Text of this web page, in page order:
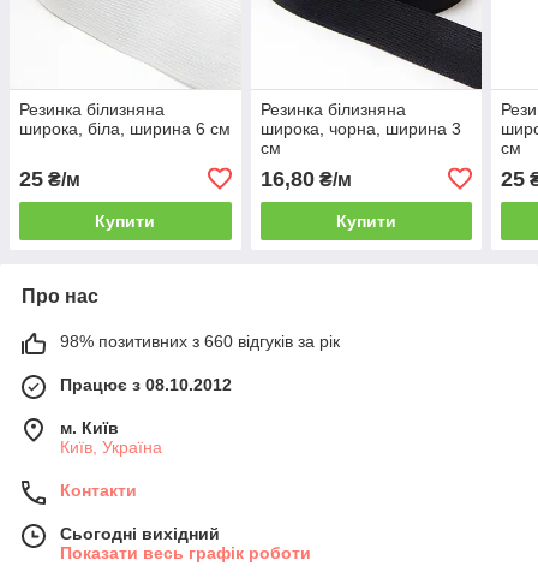
Резинка білизняна
широка, біла, ширина 6 см
25 ₴/м
Купити
Резинка білизняна
широка, чорна, ширина 3
см
16,80₴/м
Купити
см
25
Про нас
98% позитивних з 660 відгуків за рік
Працює з 08.10.2012
м. Київ
Київ, Україна
Контакти
Сьогодні вихідний
Показати весь графік роботи